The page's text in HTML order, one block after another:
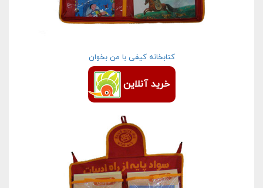
کتابخانه کیفی با من بخوان
خرید آنلاین